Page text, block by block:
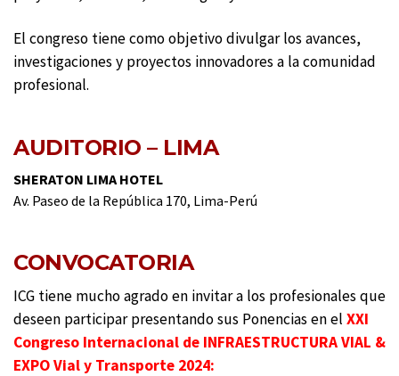
El congreso tiene como objetivo divulgar los avances,
investigaciones y proyectos innovadores a la comunidad
profesional.
AUDITORIO – LIMA
SHERATON LIMA HOTEL
Av. Paseo de la República 170, Lima-Perú
CONVOCATORIA
ICG tiene mucho agrado en invitar a los profesionales que
deseen participar presentando sus Ponencias en el XXI
Congreso Internacional de INFRAESTRUCTURA VIAL &
EXPO Vial y Transporte 2024: